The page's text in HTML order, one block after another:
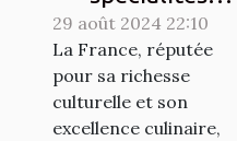
culinaires
régionales et
leur histoire
29 août 2024 22:10
La France, réputée
pour sa richesse
culturelle et son
excellence culinaire,